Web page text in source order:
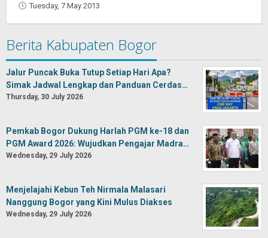
Tuesday, 7 May 2013
Berita Kabupaten Bogor
Jalur Puncak Buka Tutup Setiap Hari Apa?
Simak Jadwal Lengkap dan Panduan Cerdas…
Thursday, 30 July 2026
Pemkab Bogor Dukung Harlah PGM ke-18 dan
PGM Award 2026: Wujudkan Pengajar Madra…
Wednesday, 29 July 2026
Menjelajahi Kebun Teh Nirmala Malasari
Nanggung Bogor yang Kini Mulus Diakses
Wednesday, 29 July 2026